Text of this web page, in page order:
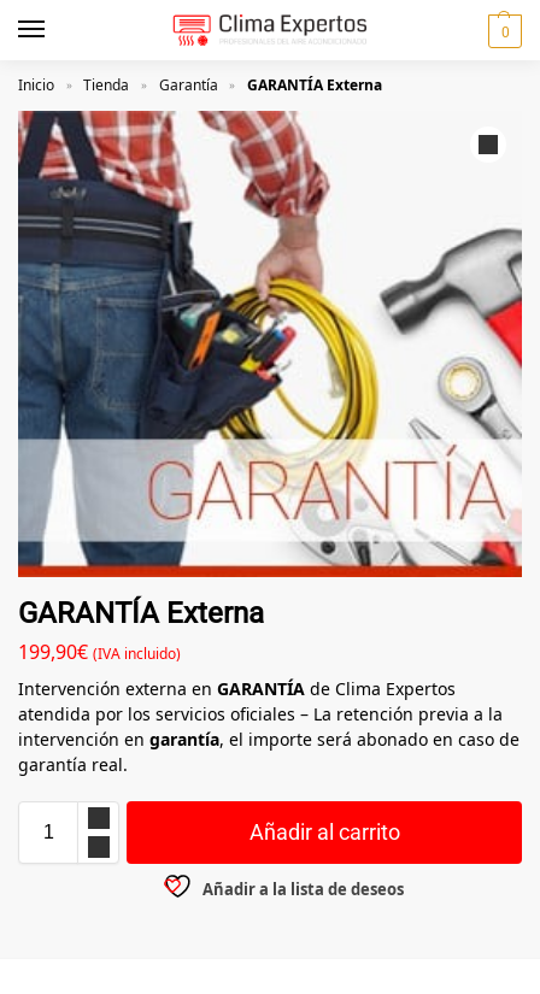
0
Inicio » Tienda » Garantía » GARANTÍA Externa
GARANTÍA Externa
199,90€ (IVA incluido)
Intervención externa en GARANTÍA de Clima Expertos
atendida por los servicios oficiales – La retención previa a la
intervención en garantía, el importe será abonado en caso de
garantía real.
Añadir al carrito
Añadir a la lista de deseos